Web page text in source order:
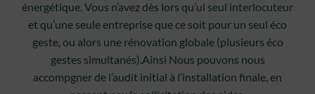
énergétique. Vous n’avez dès lors qu’ul seul interlocuteur
et qu’une seule entreprise que ce soit pour un seul éco
geste, ou alors une rénovation globale (plusieurs éco
gestes simultanés).Ainsi Nous pouvons nous
accompgner de l’audit initial à l’installation finale, en